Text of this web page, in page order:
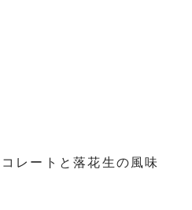
レートと落花生の風味